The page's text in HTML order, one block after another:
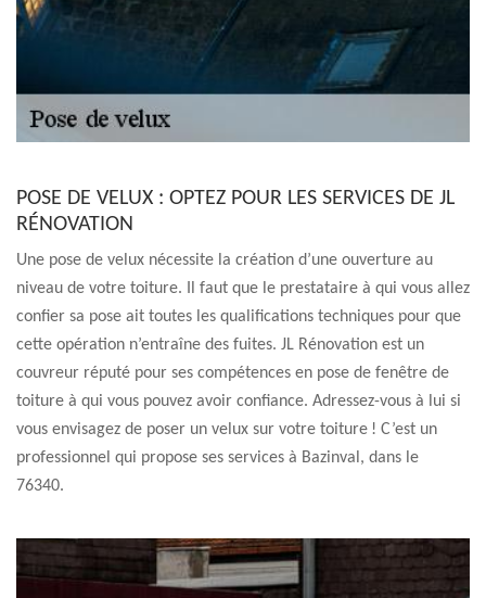
POSE DE VELUX : OPTEZ POUR LES SERVICES DE JL
RÉNOVATION
Une pose de velux nécessite la création d’une ouverture au
niveau de votre toiture. Il faut que le prestataire à qui vous allez
confier sa pose ait toutes les qualifications techniques pour que
cette opération n’entraîne des fuites. JL Rénovation est un
couvreur réputé pour ses compétences en pose de fenêtre de
toiture à qui vous pouvez avoir confiance. Adressez-vous à lui si
vous envisagez de poser un velux sur votre toiture ! C’est un
professionnel qui propose ses services à Bazinval, dans le
76340.